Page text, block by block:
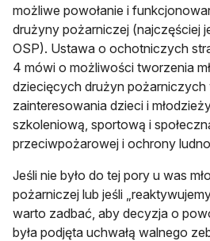
możliwe powołanie i
drużyny pożarniczej (najczęściej
OSP). Ustawa o ochotniczych
4 mówi o możliwości tworzenia
dziecięcych drużyn pożarniczych
zainteresowania dzieci i
szkoleniową, sportową i
przeciwpożarowej i ochrony
Jeśli nie było do tej pory u was
pożarniczej lub jeśli
warto zadbać, aby decyzja o
była podjęta uchwałą walnego